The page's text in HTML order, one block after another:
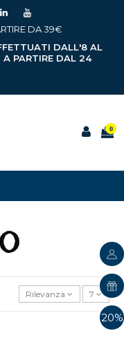
DA 39€
DALL'8 AL
A PARTIRE DAL 24
0
Rilevanza 7
20%